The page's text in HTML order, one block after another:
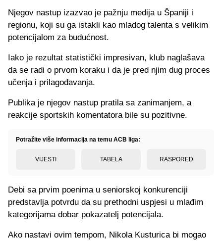
Njegov nastup izazvao je pažnju medija u Španiji i
regionu, koji su ga istakli kao mladog talenta s velikim
potencijalom za budućnost.
Iako je rezultat statistički impresivan, klub naglašava
da se radi o prvom koraku i da je pred njim dug proces
učenja i prilagođavanja.
Publika je njegov nastup pratila sa zanimanjem, a
reakcije sportskih komentatora bile su pozitivne.
Potražite više informacija na temu ACB liga:
VIJESTI TABELA RASPORED
Debi sa prvim poenima u seniorskoj konkurenciji
predstavlja potvrdu da su prethodni uspjesi u mlađim
kategorijama dobar pokazatelj potencijala.
Ako nastavi ovim tempom, Nikola Kusturica bi mogao